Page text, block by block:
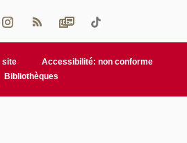
site
Accessibilité: non conforme
Bibliothèques